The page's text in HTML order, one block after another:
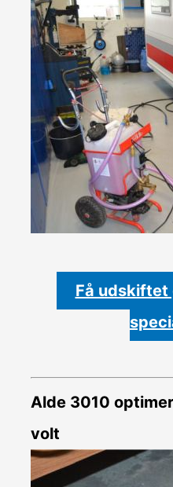
Få udskiftet
Alde 3010
volt